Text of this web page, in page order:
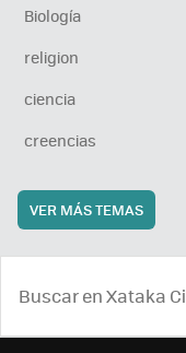
Biología
religion
ciencia
creencias
VER MÁS TEMAS